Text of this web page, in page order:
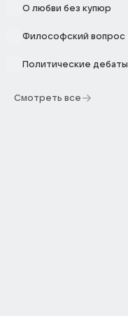
О любви без купюр
Философский вопрос
Политические дебаты
Смотреть все